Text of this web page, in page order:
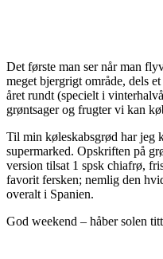
Det første man ser når man
meget bjergrigt område, dels
året rundt (specielt i
grøntsager og frugter vi kan
Til min køleskabsgrød har jeg
supermarked. Opskriften på
version tilsat 1 spsk chiafrø,
favorit fersken; nemlig den
overalt i Spanien.
God weekend – håber solen